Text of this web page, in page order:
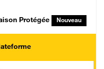
Protégée Nouveau